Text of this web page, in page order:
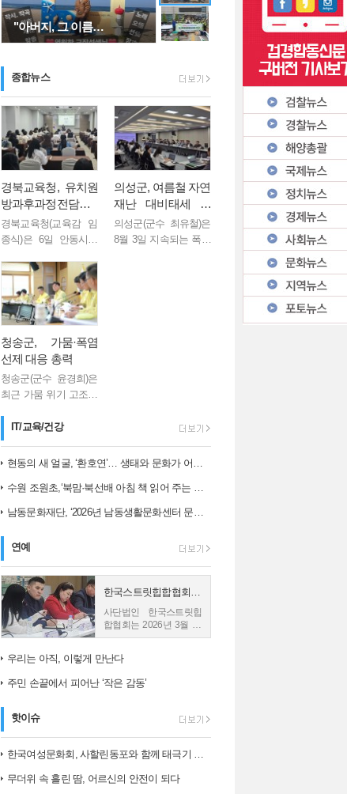
인천시 남동구자율방…
AI 시대와 문해력…
종합뉴스
경북교육청, 유치원
방과후과정전담사
역량 강화 연수 실시
경북교육청(교육감 임
종식)은 6일 안동시에
에서 도내 유치원방과
후과정전담사 60여 명
을 대상으로 ‘2026년 유
치원방과후과정전담사
했다...
의성군, 여름철 자연
재난 대비태세 점
검... 군민 안전 총력
의성군(군수 최유철)은
8월 3일 지속되는 폭염
청송군, 가뭄·폭염
선제 대응 총력
청송군(군수 윤경희)은
최근 가뭄 위기 고조와
해를 최소화하기 위해
6일 긴급 대책회의를
개최하고 주요 현장을
대응에 나섰다. ...
IT/교육/건강
현동의 새 얼굴, ‘환호연’… 생태와 문화가 어우러진 주민 명소로 거듭나…
수원 조원초,‘북맘·북선배 아침 책 읽어 주는 날’운영
남동문화재단, ‘2026년 남동생활문화센터 문화예술 교육 아카데미 1학…
연예
한국스트릿힙합협회, 몽골 친바트 노민 재단과 업무협약 체결
사단법인 한국스트릿힙
합협회는 2026년 3월 26
일 몽골의 재단법인 친바
(MOU)을 체결했다고 밝
힙합협회와...
우리는 아직, 이렇게 만난다
주민 손끝에서 피어난 ‘작은 감동’
핫이슈
한국여성문화회, 사할린동포와 함께 태극기 그리며 ‘나라 사랑’ 되새겨
무더위 속 흘린 땀, 어르신의 안전이 되다